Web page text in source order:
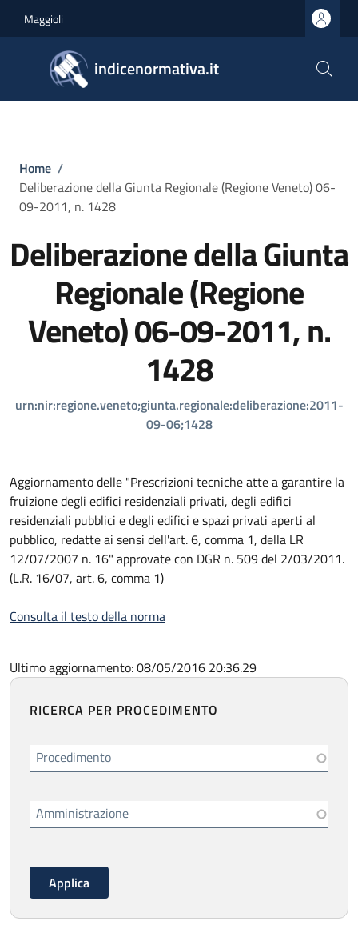
Maggioli
indicenormativa.it
Briciole di pane
Home /
Deliberazione della Giunta Regionale (Regione Veneto) 06-
09-2011, n. 1428
Deliberazione della Giunta
Regionale (Regione
Veneto) 06-09-2011, n.
1428
urn:nir:regione.veneto;giunta.regionale:deliberazione:2011-
09-06;1428
Aggiornamento delle "Prescrizioni tecniche atte a garantire la
fruizione degli edifici residenziali privati, degli edifici
residenziali pubblici e degli edifici e spazi privati aperti al
pubblico, redatte ai sensi dell'art. 6, comma 1, della LR
12/07/2007 n. 16" approvate con DGR n. 509 del 2/03/2011.
(L.R. 16/07, art. 6, comma 1)
Consulta il testo della norma
Ultimo aggiornamento: 08/05/2016 20:36.29
RICERCA PER PROCEDIMENTO
Procedimento
Amministrazione